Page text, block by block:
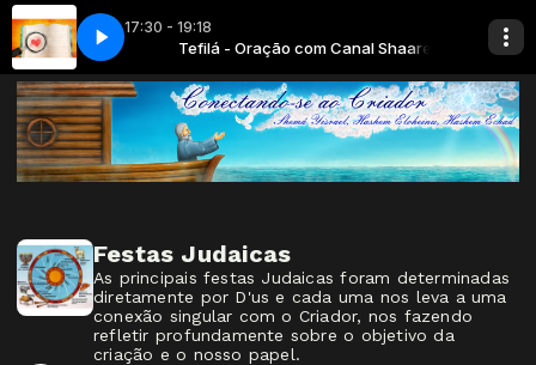
17:30 - 19:18
Shaarei Tefilá - Oração com Canal Shaarei
Jednego Ducha 201Hava Nagila Jednego Serca Jednego Ducha
Festas Judaicas
As principais festas Judaicas foram determinadas
diretamente por D'us e cada uma nos leva a uma
conexão singular com o Criador, nos fazendo
refletir profundamente sobre o objetivo da
criação e o nosso papel.